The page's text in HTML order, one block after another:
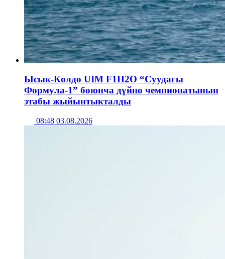
Ысык-Көлдө UIM F1H2O “Суудагы
Формула-1” боюнча дүйнө чемпионатынын
этабы жыйынтыкталды
08:48 03.08.2026